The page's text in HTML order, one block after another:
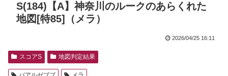
S(184)【A】神奈川のルークのあらくれた
地図[特85]（メラ）
2026/04/25 16:11
スコアS 地図判定結果